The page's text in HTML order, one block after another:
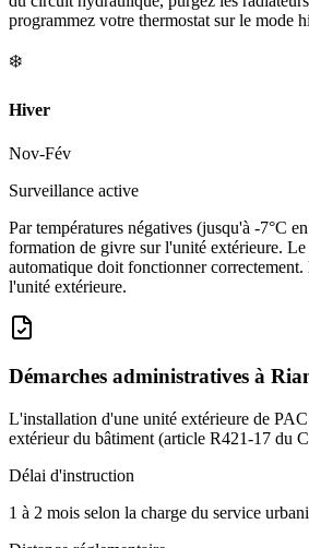
programmez votre thermostat sur le mode
❄️
Hiver
Nov-Fév
Surveillance active
Par températures négatives (jusqu'à -7°C
formation de givre sur l'unité extérieure.
automatique doit fonctionner
l'unité extérieure.
Démarches administratives à
L'installation d'une unité extérieure de
extérieur du bâtiment (article R421-17 du
Délai d'instruction
1 à 2 mois selon la charge du service